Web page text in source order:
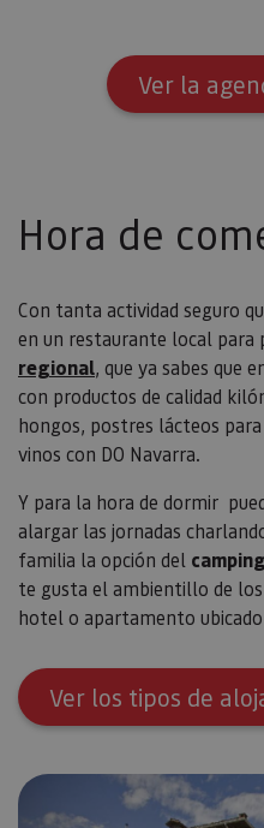
Ver la
Hora de
Con tanta actividad seguro
en un restaurante local para
regional, que ya sabes que
con productos de calidad
hongos, postres lácteos
vinos con DO Navarra.
Y para la hora de dormir
alargar las jornadas
familia la opción del camping
te gusta el ambientillo de los
hotel o apartamento
Ver los tipos de